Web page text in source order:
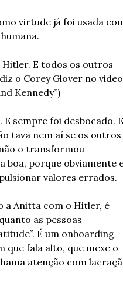
virtude já foi usada
Hitler. E todos os outros
o Corey Glover no video
Kennedy”)
sempre foi desbocado. E
tava nem aí se os outros
o transformou
boa, porque obviamente
valores errados.
a Anitta com o Hitler, é
as pessoas
É um onboarding
que fala alto, que mexe o
atenção com